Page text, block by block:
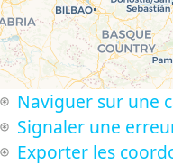
Naviguer sur une
Signaler une
Exporter les